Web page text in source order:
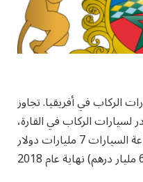
الركاب في أفريقيا. تجاوز
الركاب في القارة،
حيث بلغت صادراته في قطاع صناعة السيارات 7 مليارات دولار